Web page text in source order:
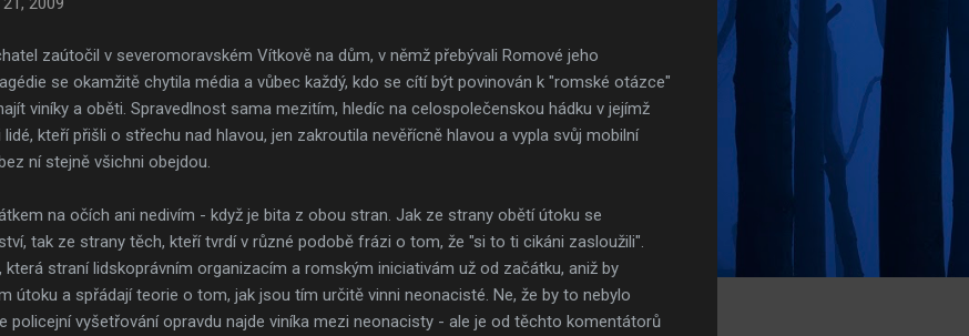
zaútočil v severomoravském Vítkově na dům, v němž přebývali Romové jeho
se okamžitě chytila média a vůbec každý, kdo se cítí být povinován k "romské otázce"
viníky a oběti. Spravedlnost sama mezitím, hledíc na celospolečenskou hádku v jejímž
kteří přišli o střechu nad hlavou, jen zakroutila nevěřícně hlavou a vypla svůj mobilní
ní stejně všichni obejdou.
na očích ani nedivím - když je bita z obou stran. Jak ze strany obětí útoku se
tak ze strany těch, kteří tvrdí v různé podobě frázi o tom, že "si to ti cikáni zasloužili".
straní lidskoprávním organizacím a romským iniciativám už od začátku, aniž by
útoku a spřádají teorie o tom, jak jsou tím určitě vinni neonacisté. Ne, že by to nebylo
policejní vyšetřování opravdu najde viníka mezi neonacisty - ale je od těchto komentátorů